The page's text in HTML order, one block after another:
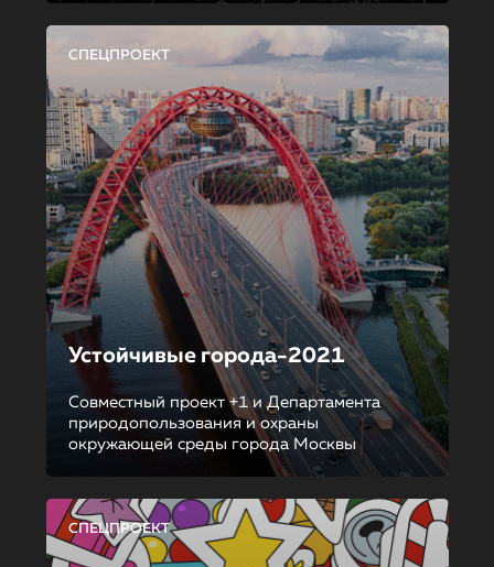
СПЕЦПРОЕКТ
Устойчивые города-2021
Совместный проект +1 и Департамента
природопользования и охраны
окружающей среды города Москвы
СПЕЦПРОЕКТ